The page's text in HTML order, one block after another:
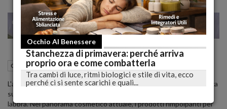
MILANO 26 35
Occhio al trucco 17 Dicembre 2023 12:41
L'aspirazione a una bellezza naturale e armoniosa spesso si focalizza
su un elemento del viso che esprime sensualità e femminilità: le
labbra. Nel panorama cosmetico attuale, i prodotti rimpolpanti per
Occhio Al Benessere
Stanchezza di primavera: perché arriva
proprio ora e come combatterla
Tra cambi di luce, ritmi biologici e stile di vita, ecco
perché ci si sente scarichi e quali...